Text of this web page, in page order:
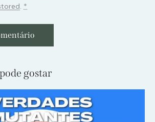
. *
gostar